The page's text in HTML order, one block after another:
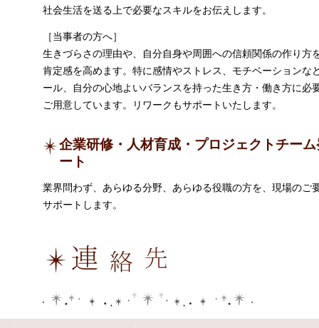
社会生活を送る上で必要なスキルをお伝えします。
［当事者の方へ］
生きづらさの理由や、自分自身や周囲への信頼関係の作り方
肯定感を高めます。特に感情やストレス、モチベーションな
ール、自分の心地よいバランスを持った生き方・働き方に必
ご用意しています。リワークもサポートいたします。
企業研修・人材育成・プロジェクトチー
ート
業界問わず、あらゆる分野、あらゆる役職の方を、現場のご
サポートします。